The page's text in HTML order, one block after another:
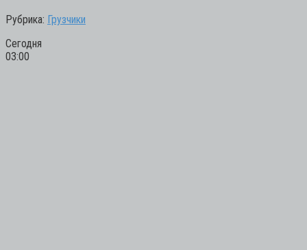
Рубрика: Грузчики
Сегодня
03:00